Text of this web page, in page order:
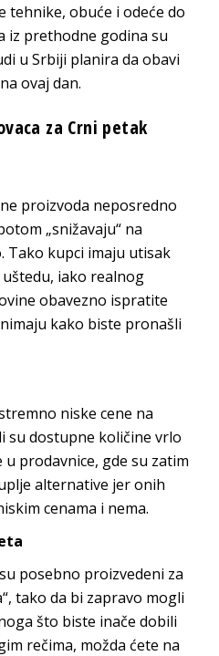
tehnike, obuće i odeće do
iz prethodne godina su
u Srbiji planira da obavi
ovaj dan.
za Crni petak
proizvoda neposredno
„snižavaju“ na
Tako kupci imaju utisak
iako realnog
obavezno ispratite
kako biste pronašli
niske cene na
su dostupne količine vrlo
u prodavnice, gde su zatim
alternative jer onih
cenama i nema.
posebno proizvedeni za
tako da bi zapravo mogli
što biste inače dobili
rečima, možda ćete na